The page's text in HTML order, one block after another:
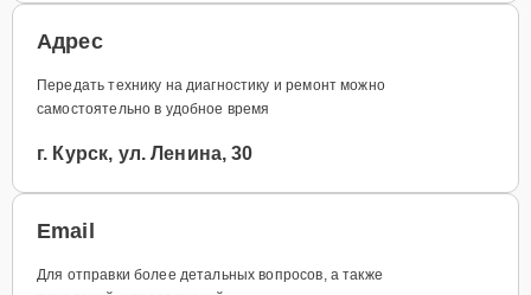
Адрес
Передать технику на диагностику и ремонт можно
самостоятельно в удобное время
г. Курск, ул. Ленина, 30
Email
Для отправки более детальных вопросов, а также